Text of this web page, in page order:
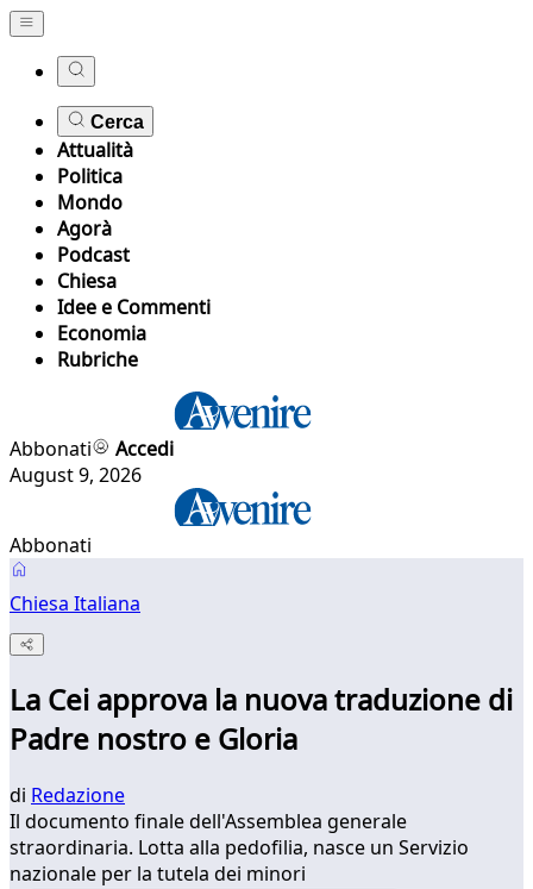
Cerca
Attualità
Politica
Mondo
Agorà
Podcast
Chiesa
Idee e Commenti
Economia
Rubriche
Abbonati
Accedi
August 9, 2026
Abbonati
Chiesa Italiana
La Cei approva la nuova traduzione di
Padre nostro e Gloria
di Redazione
Il documento finale dell'Assemblea generale
straordinaria. Lotta alla pedofilia, nasce un Servizio
nazionale per la tutela dei minori